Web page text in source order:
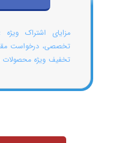
مزایای اشتراک
تخصصی، درخواست
تخفیف ویژه